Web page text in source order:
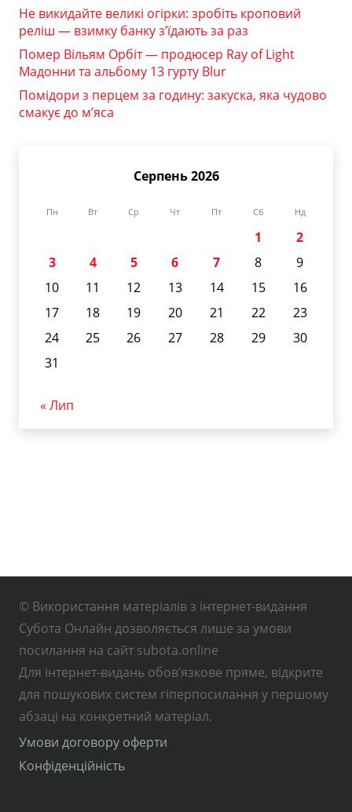
Не викидайте великі огірки: зробіть кроповий
реліш — взимку банку з’їдають за раз
Помер Вільям Орбіт — продюсер Ray of Light
Мадонни та альбому 13 гурту Blur
Помідори з перцем за годину: закуска, яка чудово
смакує до м’яса
Серпень 2026
Пн Вт Ср Чт Пт Сб Нд
1
2
3
4 5 6 7 8
9
10
11 12 13 14 15
16
17
18 19 20 21 22
23
24
25 26 27 28 29
30
31
« Лип
© Використання матеріалів з інтернет-видання
Субота Онлайн дозволяється лише за умови
посилання на сайт subota.online
Для інтернет-видань обов’язкове пряме, відкрите
для пошукових систем гіперпосилання у першому
абзаці на конкретний матеріал.
Умови договору оферти
Конфіденційність